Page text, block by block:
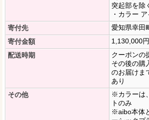
突起部を除
・カラー
寄付先
愛知県幸田
寄付金額
1,130,000円
配送時期
クーポンの
その後の購
のお届けま
あり
その他
※カラーは
トのみ
※aibo本体